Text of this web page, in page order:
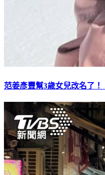
范姜彥豐幫3歲女兒改名了